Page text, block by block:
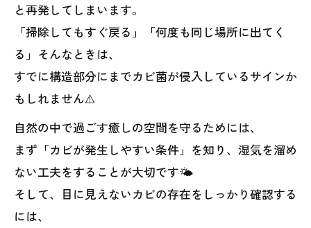
と再発してしまいます。
「掃除してもすぐ戻る」「何度も同じ場所に出てく
る」そんなときは、
すでに構造部分にまでカビ菌が侵入しているサインか
もしれません⚠️
自然の中で過ごす癒しの空間を守るためには、
まず「カビが発生しやすい条件」を知り、湿気を溜め
ない工夫をすることが大切です🌤️
そして、目に見えないカビの存在をしっかり確認する
には、